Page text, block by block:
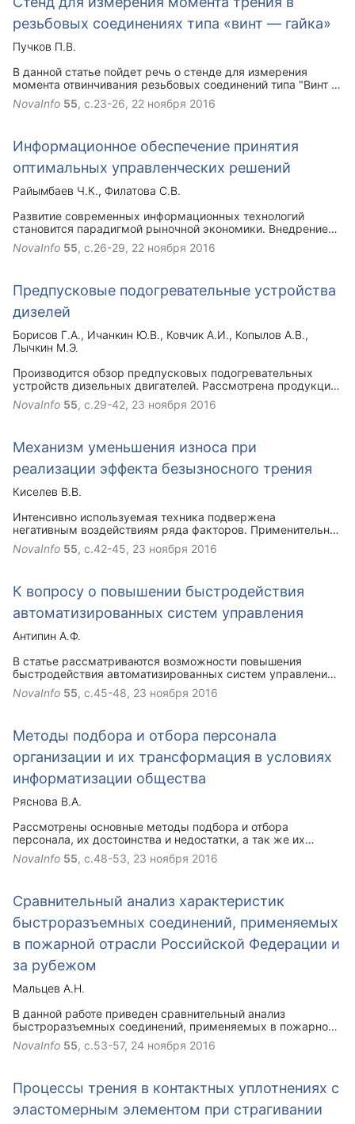
сорной растительностью и рыхлением междурядий,
правильному выбору рабочих органов культиваторов, и
установлению оптимальных режимов их работы.
резьбовых соединениях типа «винт — гайка»
Пучков П.В.
В данной статье пойдет речь о стенде для измерения
момента отвинчивания резьбовых соединений типа "Винт -
гайка", с целью исследования потери подвижности
резьбовых соединений при работе в тяжелых условиях.
NovaInfo 55, с.23-26, 22 ноября 2016
Информационное обеспечение принятия
оптимальных управленческих решений
Райымбаев Ч.К.
Филатова С.В.
Развитие современных информационных технологий
становится парадигмой рыночной экономики. Внедрение
информационных средств поддержки управленческих
решений может стать основой повышения эффективности
NovaInfo 55, с.26-29, 22 ноября 2016
Предпусковые подогревательные устройства
дизелей
Борисов Г.А. Ичанкин Ю.В. Ковчик А.И.
Копылов А.В.
Лычкин М.Э.
Производится обзор предпусковых подогревательных
устройств дизельных двигателей. Рассмотрена продукция
ведущих производителей. Представлены краткие
технические описания устройств.
NovaInfo 55, с.29-42, 23 ноября 2016
Механизм уменьшения износа при
реализации эффекта безызносного трения
Киселев В.В.
Интенсивно используемая техника подвержена
негативным воздействиям ряда факторов. Применительно
к пожарной технике эта проблема наиболее актуальна,
поскольку в данной сфере детали узлов трения пожарных
стационарном. Действенным способом повышения
смазочных материалов, реализующих безызносное трение
на основе избирательного переноса.
NovaInfo 55, с.42-45, 23 ноября 2016
К вопросу о повышении быстродействия
автоматизированных систем управления
Антипин А.Ф.
В статье рассматриваются возможности повышения
быстродействия автоматизированных систем управления
при использовании многомерных интервально-логических
регуляторов.
NovaInfo 55, с.45-48, 23 ноября 2016
Методы подбора и отбора персонала
организации и их трансформация в условиях
информатизации общества
Ряснова В.А.
Рассмотрены основные методы подбора и отбора
персонала, их достоинства и недостатки, а так же их
трансформация в связи с развитием информатизации
общества и информационно-коммуникационных
NovaInfo 55, с.48-53, 23 ноября 2016
Сравнительный анализ характеристик
быстроразъемных соединений, применяемых
в пожарной отрасли Российской Федерации и
за рубежом
Мальцев А.Н.
В данной работе приведен сравнительный анализ
быстроразъемных соединений, применяемых в пожарной
охране Российской Федерации и за рубежом.
NovaInfo 55, с.53-57, 24 ноября 2016
Процессы трения в контактных уплотнениях с
эластомерным элементом при страгивании